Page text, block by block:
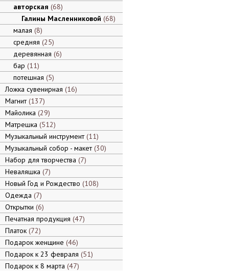
авторская 68
Галины Масленниковой 68
малая 8
средняя 25
деревянная 6
бар 11
потешная 5
Ложка сувенирная 16
Магнит 137
Майолика 29
Матрешка 512
Музыкальный инструмент 11
Музыкальный собор - макет 30
Набор для творчества 7
Неваляшка 7
Новый Год и Рождество 108
Одежда 7
Открытки 6
Печатная продукция 47
Платок 72
Подарок женщине 46
Подарок к 23 февраля 51
Подарок к 8 марта 47